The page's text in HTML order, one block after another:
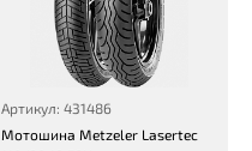
Артикул: 431486
Мотошина Metzeler Lasertec